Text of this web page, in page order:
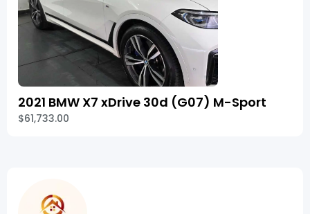
2021 BMW X7 xDrive 30d (G07) M-Sport
$61,733.00